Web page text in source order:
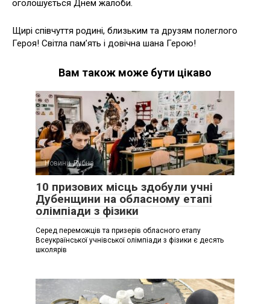
оголошується Днем жалоби.
Щирі співчуття родині, близьким та друзям полеглого
Героя! Світла пам’ять і довічна шана Герою!
Вам також може бути цікаво
Новини Дубна
10 призових місць здобули учні
Дубенщини на обласному етапі
олімпіади з фізики
Серед переможців та призерів обласного етапу
Всеукраїнської учнівської олімпіади з фізики є десять
школярів